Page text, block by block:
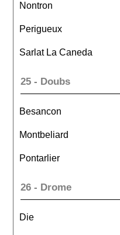
Nontron
Perigueux
Sarlat La Caneda
25 - Doubs
Besancon
Montbeliard
Pontarlier
26 - Drome
Die